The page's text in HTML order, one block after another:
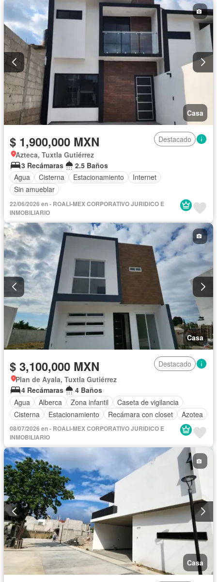
Casa
$ 1,900,000 MXN
Destacado
Azteca, Tuxtla Gutiérrez
3 Recámaras
2.5 Baños
Agua
Cisterna Estacionamiento
Internet
Sin amueblar
22/06/2026 en - ROALI-MEX CORPORATIVO JURIDICO E
INMOBILIARIO
Casa
$ 3,100,000 MXN
Destacado
Plan de Ayala, Tuxtla Gutiérrez
4 Recámaras
4 Baños
Agua
Alberca Zona infantil
Caseta de vigilancia
Cisterna
Estacionamiento Recámara con closet Azotea
08/07/2026 en - ROALI-MEX CORPORATIVO JURIDICO E
INMOBILIARIO
Casa